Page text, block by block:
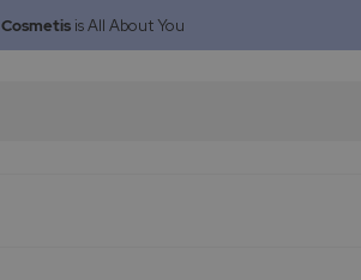
Cosmetisis All About You